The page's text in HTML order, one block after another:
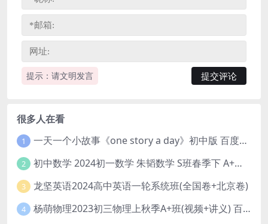
提示：请文明发言
很多人在看
1 一天一个小故事《one story a day》初中版 百度网盘分享下载
2 初中数学 2024初一数学 朱韬数学 S班春季下 A+班春季下 百度云网盘
3 龙坚英语2024高中英语一轮系统班(全国卷+北京卷)
4 杨萌物理2023初三物理上秋季A+班(视频+讲义) 百度网盘分享